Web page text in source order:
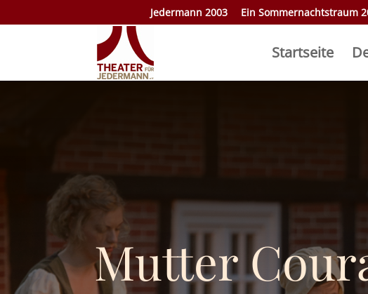
Jedermann 2003 Ein Sommernachtstraum
Startseite
Mutter